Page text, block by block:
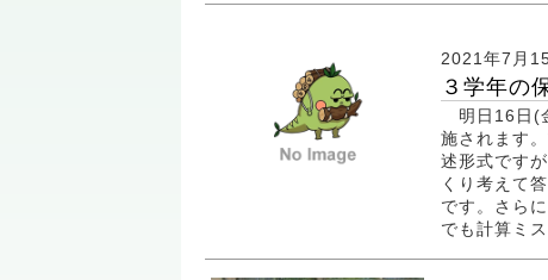
2021年7月
３学年の
明日16日(
施されます
述形式です
くり考えて
です。さら
でも計算ミ